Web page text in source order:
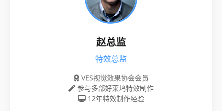
赵总监
特效总监
VES视觉效果协会会员
参与多部好莱坞特效制作
12年特效制作经验